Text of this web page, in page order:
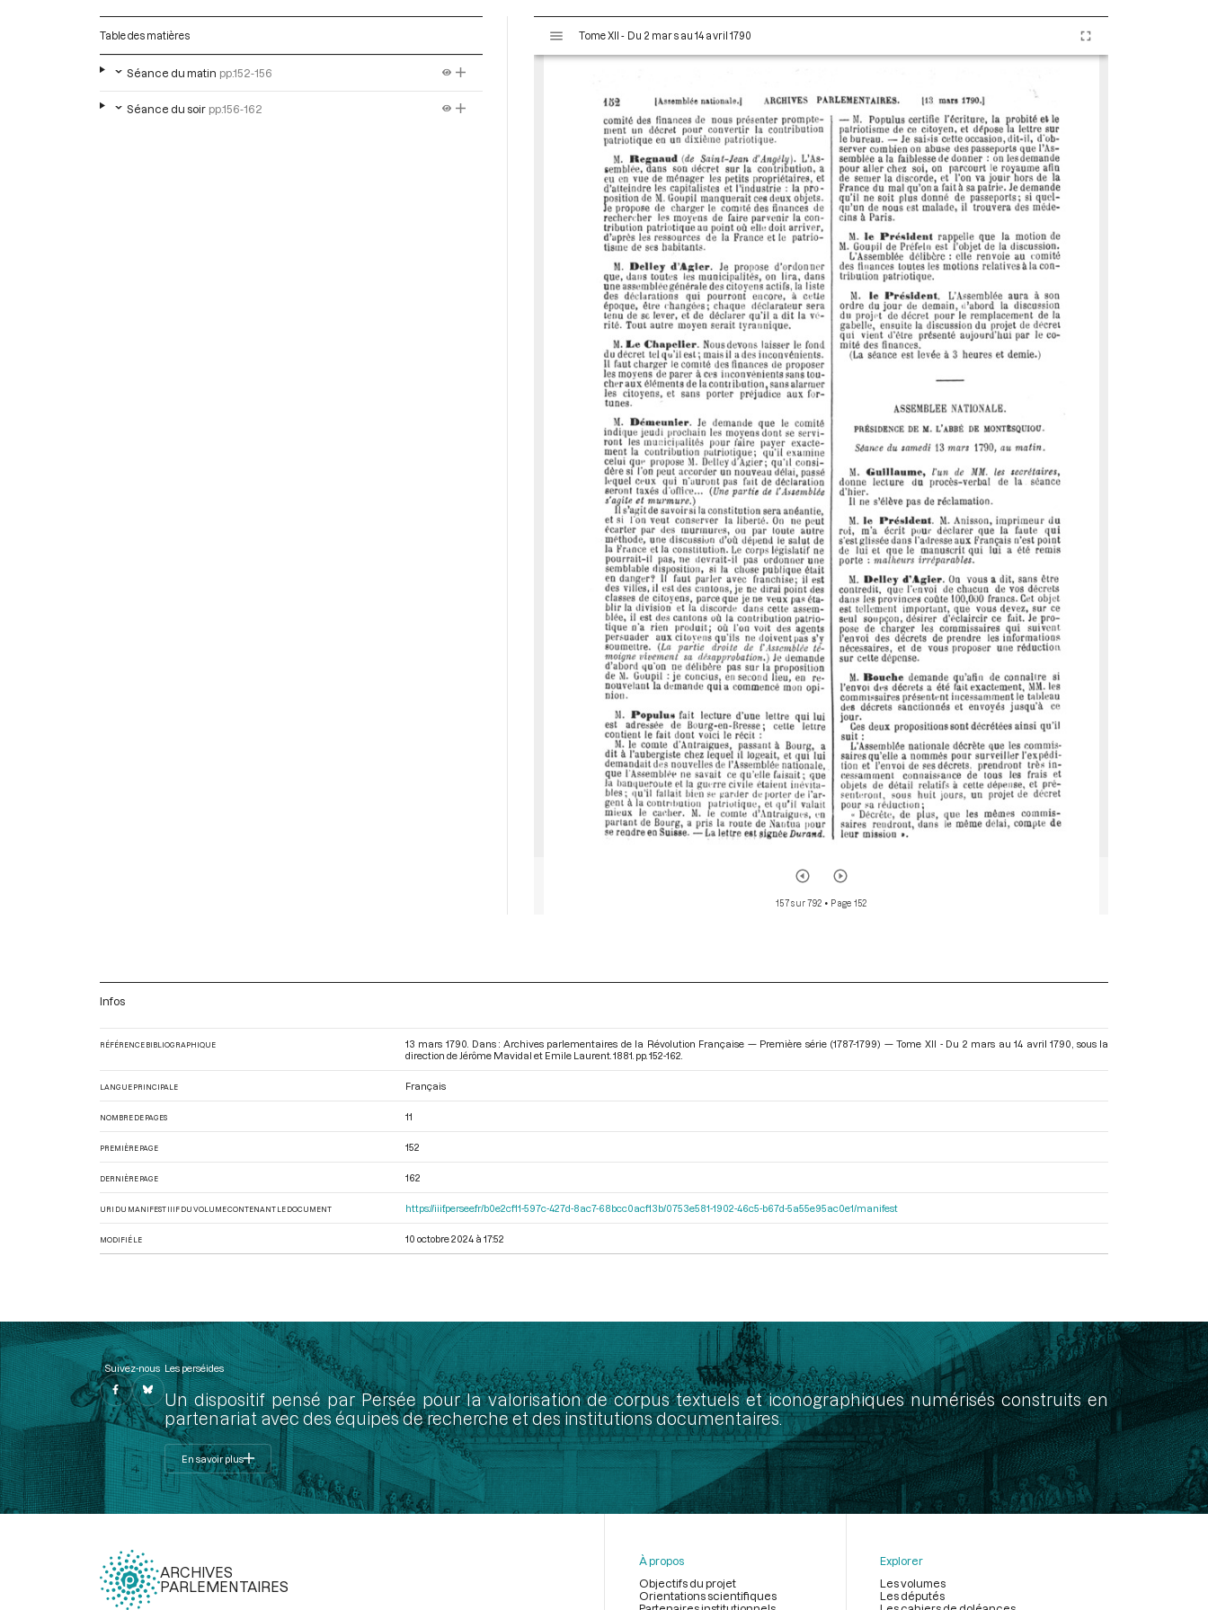
Table des matières
Séance du matin pp.152-156
Séance du soir pp.156-162
s
Tome XII - Du 2 mars au 14 avril 1790
157 sur 792 • Page 152
Infos
RÉFÉRENCE BIBLIOGRAPHIQUE 13 mars 1790. Dans : Archives parlementaires de la Révolution Française — Première série (1787-1799) — Tome XII - Du 2 mars au 14 avril 1790 , sous la
direction de Jérôme Mavidal et Emile Laurent. 1881. pp. 152-162.
LANGUE PRINCIPALE Français
NOMBRE DE PAGES 11
PREMIÈRE PAGE 152
DERNIÈRE PAGE 162
URI DU MANIFEST IIIF DU VOLUME CONTENANT LE DOCUMENT https://iiif.persee.fr/b0e2cf11-597c-427d-8ac7-68bcc0acf13b/0753e581-1902-46c5-b67d-5a55e95ac0e1/manifest
MODIFIÉ LE 10 octobre 2024 à 17:52
Suivez-nous Les perséides
Un dispositif pensé par Persée pour la valorisation de corpus textuels et iconographiques numérisés construits en
partenariat avec des équipes de recherche et des institutions documentaires.
En savoir plus
ARCHIVES
PARLEMENTAIRES
À propos
Objectifs du projet
Orientations scientifiques
Explorer
Les volumes
Les députés